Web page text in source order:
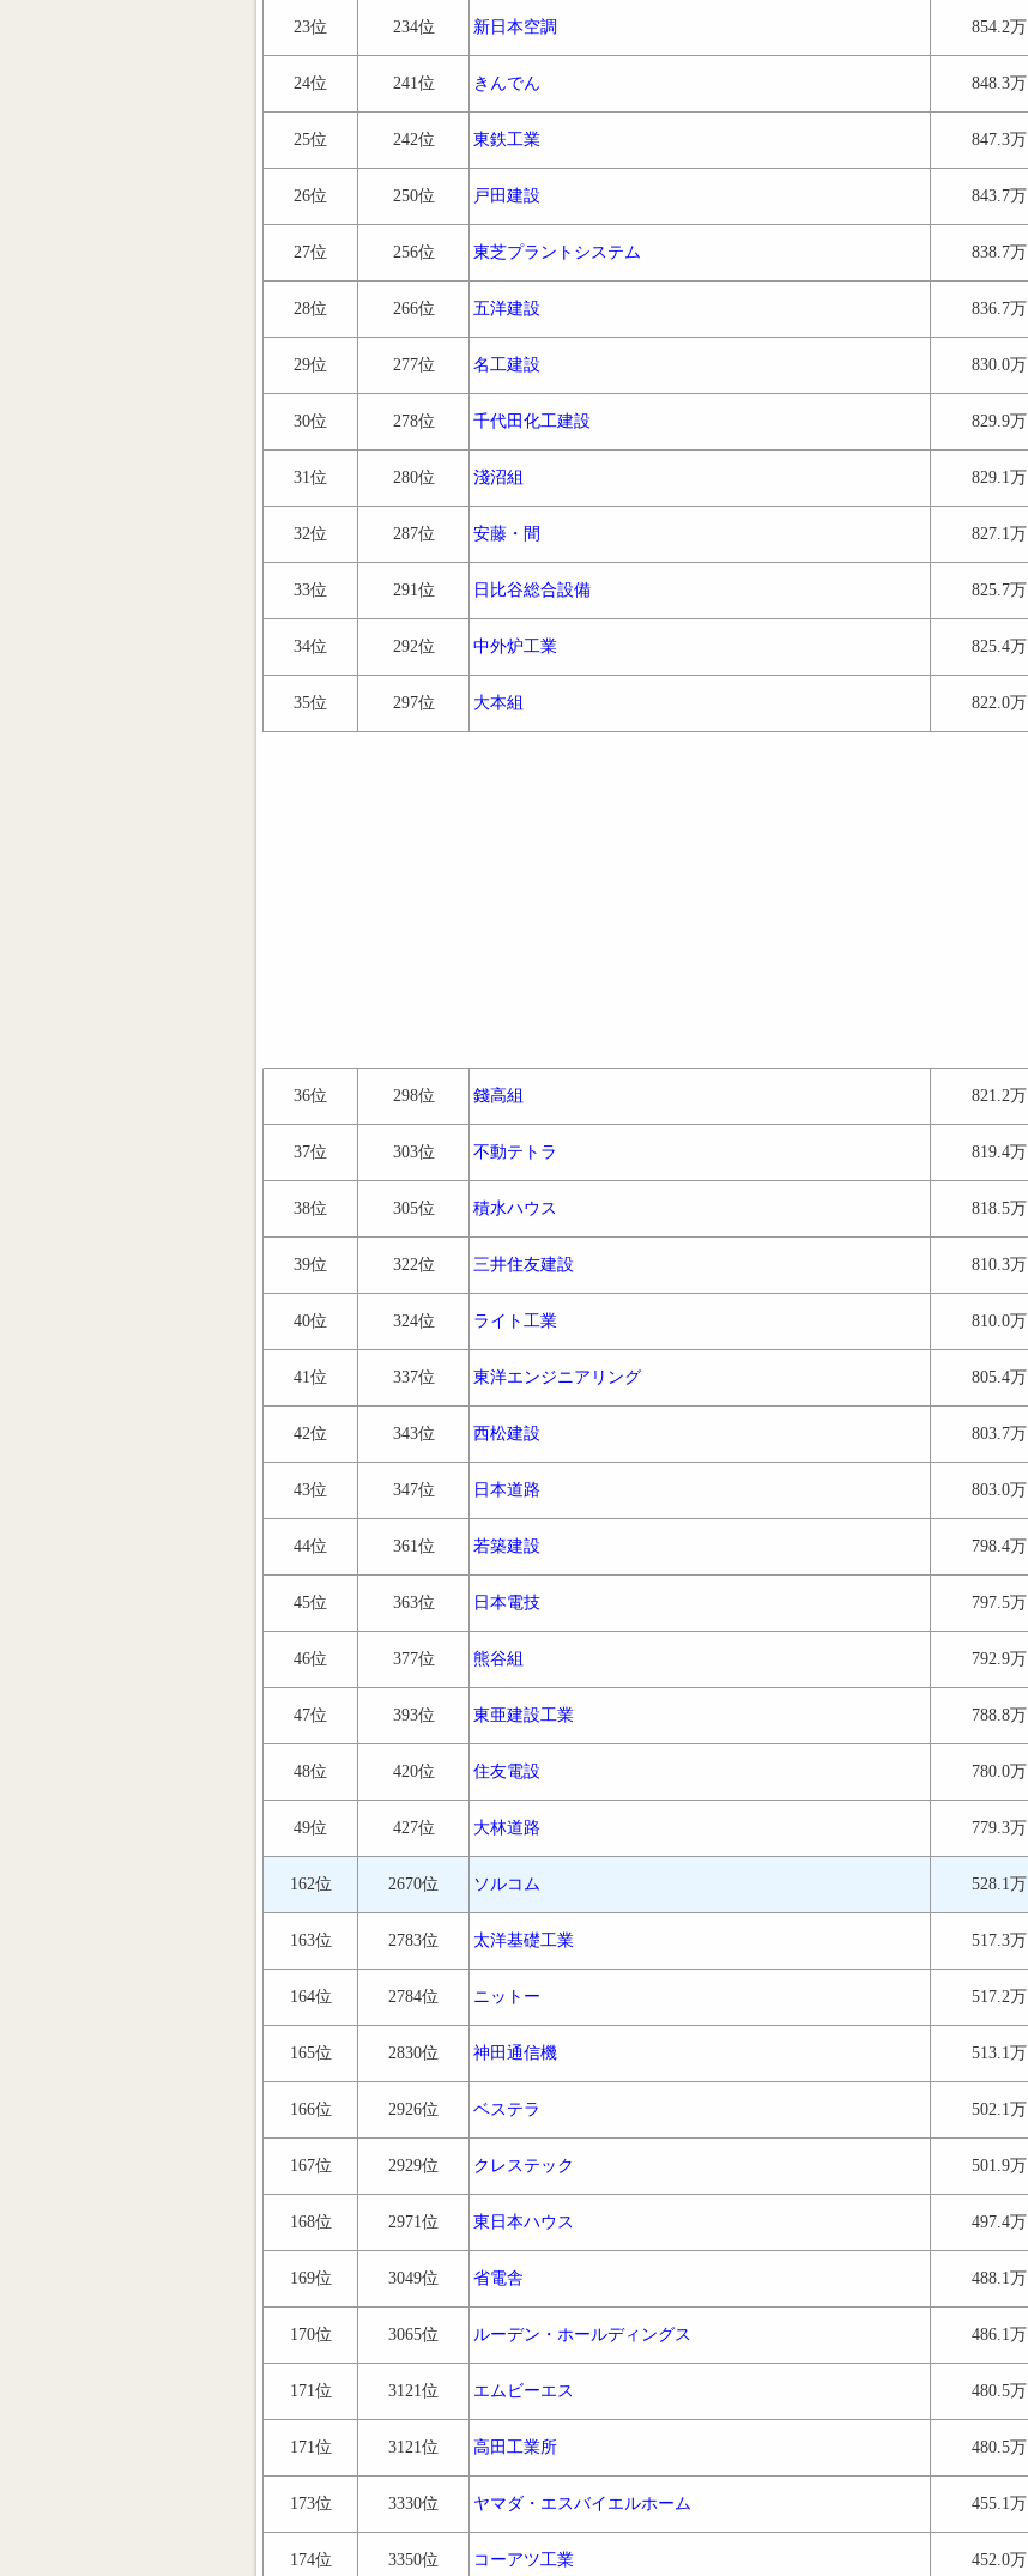
23位 234位 新日本空調 854.2万
24位 241位 きんでん 848.3万
25位 242位 東鉄工業 847.3万
26位 250位 戸田建設 843.7万
27位 256位 東芝プラントシステム 838.7万
28位 266位 五洋建設 836.7万
29位 277位 名工建設 830.0万
30位 278位 千代田化工建設 829.9万
31位 280位 淺沼組 829.1万
32位 287位 安藤・間 827.1万
33位 291位 日比谷総合設備 825.7万
34位 292位 中外炉工業 825.4万
35位 297位 大本組 822.0万
36位 298位 錢高組 821.2万
37位 303位 不動テトラ 819.4万
38位 305位 積水ハウス 818.5万
39位 322位 三井住友建設 810.3万
40位 324位 ライト工業 810.0万
41位 337位 東洋エンジニアリング 805.4万
42位 343位 西松建設 803.7万
43位 347位 日本道路 803.0万
44位 361位 若築建設 798.4万
45位 363位 日本電技 797.5万
46位 377位 熊谷組 792.9万
47位 393位 東亜建設工業 788.8万
48位 420位 住友電設 780.0万
49位 427位 大林道路 779.3万
162位 2670位 ソルコム 528.1万
163位 2783位 太洋基礎工業 517.3万
164位 2784位 ニットー 517.2万
165位 2830位 神田通信機 513.1万
166位 2926位 ベステラ 502.1万
167位 2929位 クレステック 501.9万
168位 2971位 東日本ハウス 497.4万
169位 3049位 省電舎 488.1万
170位 3065位 ルーデン・ホールディングス 486.1万
171位 3121位 エムビーエス 480.5万
171位 3121位 高田工業所 480.5万
173位 3330位 ヤマダ・エスバイエルホーム 455.1万
174位 3350位 コーアツ工業 452.0万